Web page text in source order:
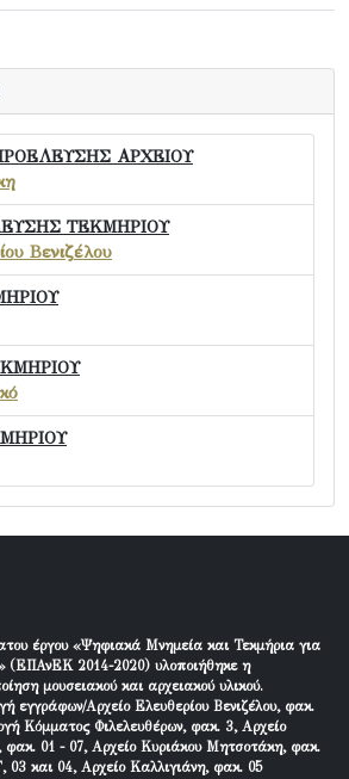
ΑΡΧΕΙΟΥ
ΤΕΚΜΗΡΙΟΥ
Βενιζέλου
έργου «Ψηφιακά Μνημεία και Τεκμήρια για
(ΕΠΑνΕΚ 2014-2020) υλοποιήθηκε η
μουσειακού και αρχειακού υλικού.
εγγράφων/Αρχείο Ελευθερίου Βενιζέλου, φακ.
Κόμματος Φιλελευθέρων, φακ. 3, Αρχείο
φακ. 01 - 07, Αρχείο Κυριάκου Μητσοτάκη, φακ.
και 04, Αρχείο Καλλιγιάνη, φακ. 05